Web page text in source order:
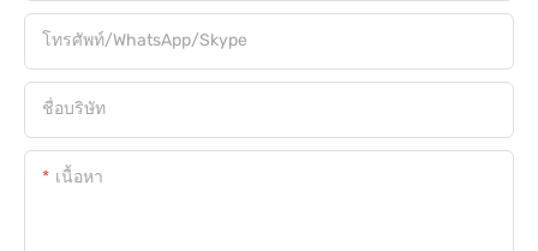
โทรศัพท์/WhatsApp/Skype
ชื่อบริษัท
เนื้อหา